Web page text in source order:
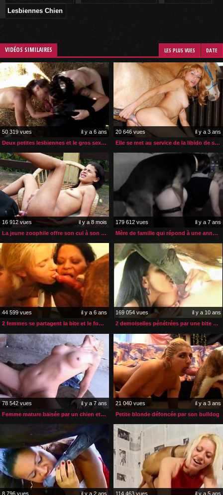
Lesbiennes Chien
VIDÉOS SIMILAIRES LES PLUS VUES DATE
50 319 vues
il y a 6 ans
Deux petites lesbiennes et le gros sexe de leur chien
20 646 vues
il y a 3 ans
Elle se met au service de la libido de son cheval en rut
16 912 vues
il y a 8 mois
La jeune zoophile offre son cul à son chien pour une sodomie
179 612 vues
il y a 7 ans
Mère de famille qui répond à une annonce de zoophilie
44 599 vues
il y a 6 ans
2 femmes se partagent la bite et le foutre d’un bulldog
169 054 vues
il y a 10 ans
2 demoiselles pénétrées par une bite de cheval
78 542 vues
il y a 7 ans
Femme mature baisée par un chien et son jeune maitre
21 040 vues
il y a 3 ans
Petite blonde défoncée par son bulldog
8 796 vues il y a 2 ans 114 463 vues il y a 5 ans